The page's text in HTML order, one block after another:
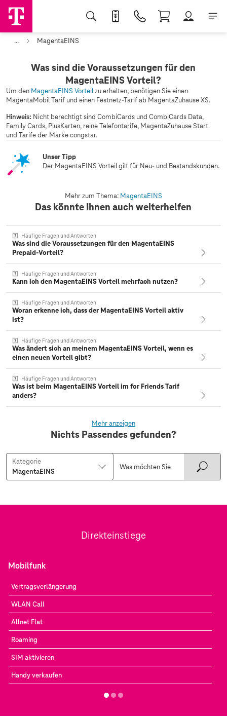
... MagentaEINS
Was sind die Voraussetzungen für den
MagentaEINS Vorteil?
Um den MagentaEINS Vorteilzu erhalten, benötigen Sie einen
MagentaMobil Tarif und einen Festnetz-Tarif ab MagentaZuhause XS.
Hinweis: Nicht berechtigt sind CombiCards und CombiCards Data,
Family Cards, PlusKarten, reine Telefontarife, MagentaZuhause Start
und Tarife der Marke congstar.
Unser Tipp
Der MagentaEINS Vorteil gilt für Neu- und Bestandskunden.
Mehr zum Thema: MagentaEINS
Das könnte Ihnen auch weiterhelfen
Häufige Fragen und Antworten
Was sind die Voraussetzungen für den MagentaEINS
Prepaid-Vorteil?
Häufige Fragen und Antworten
Kann ich den MagentaEINS Vorteil mehrfach nutzen?
Häufige Fragen und Antworten
Woran erkenne ich, dass der MagentaEINS Vorteil aktiv
ist?
Häufige Fragen und Antworten
Was ändert sich an meinem MagentaEINS Vorteil, wenn es
einen neuen Vorteil gibt?
Häufige Fragen und Antworten
Was ist beim MagentaEINS Vorteil im for Friends Tarif
anders?
Mehr anzeigen
Nichts Passendes gefunden?
Kategorie
Direkteinstiege
Mobilfunk
Vertragsverlängerung
WLAN Call
Allnet Flat
Roaming
SIM aktivieren
Handy verkaufen